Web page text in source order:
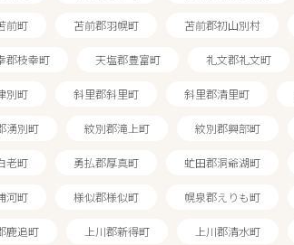
前町 苫前郡羽幌町 苫前郡初山別村
郡枝幸町 天塩郡豊富町 礼文郡礼文町
別町 斜里郡斜里町 斜里郡清里町
湧別町 紋別郡滝上町 紋別郡興部町
老町 勇払郡厚真町 虻田郡洞爺湖町
河町 様似郡様似町 幌泉郡えりも町
鹿追町 上川郡新得町 上川郡清水町